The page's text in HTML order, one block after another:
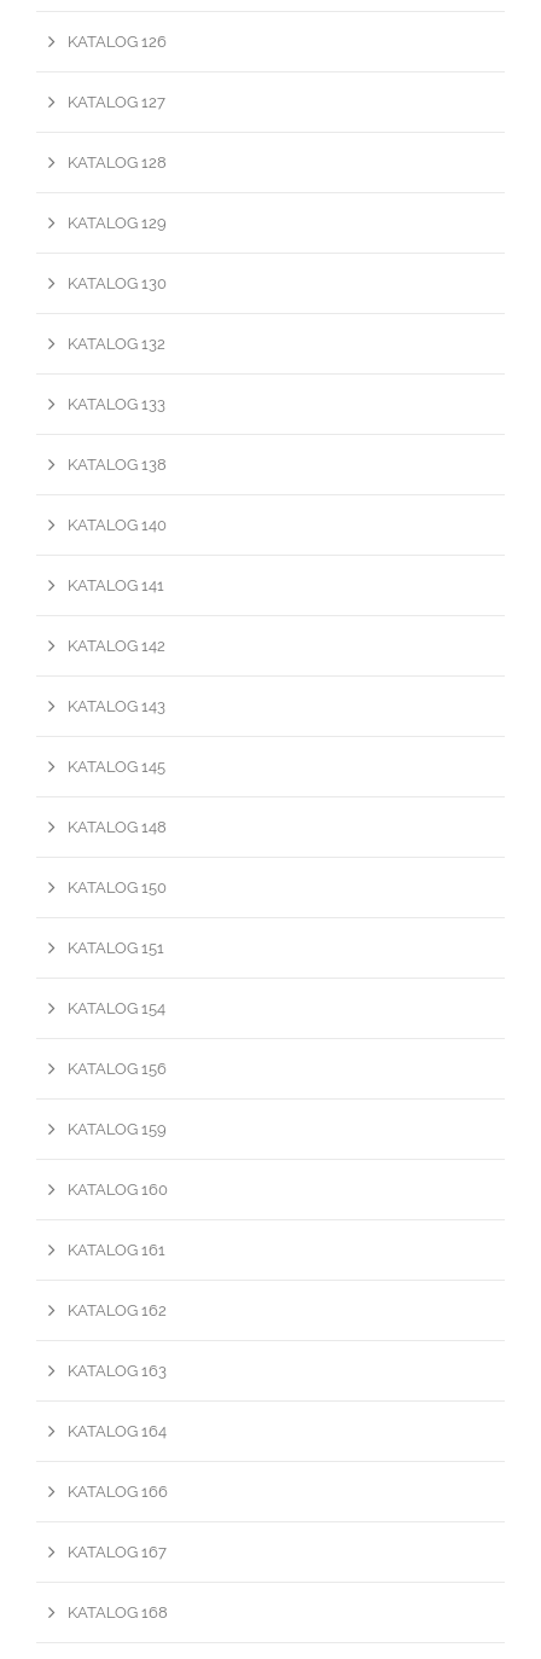
KATALOG 126
KATALOG 127
KATALOG 128
KATALOG 129
KATALOG 130
KATALOG 132
KATALOG 133
KATALOG 138
KATALOG 140
KATALOG 141
KATALOG 142
KATALOG 143
KATALOG 145
KATALOG 148
KATALOG 150
KATALOG 151
KATALOG 154
KATALOG 156
KATALOG 159
KATALOG 160
KATALOG 161
KATALOG 162
KATALOG 163
KATALOG 164
KATALOG 166
KATALOG 167
KATALOG 168